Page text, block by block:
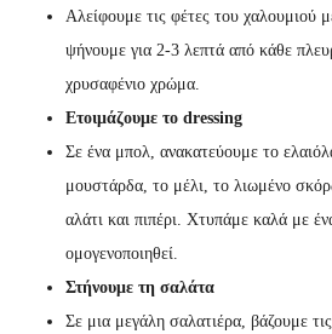
Αλείφουμε τις φέτες του χαλουμιού
ψήνουμε για 2-3 λεπτά από κάθε
χρυσαφένιο χρώμα.
Ετοιμάζουμε το dressing
Σε ένα μπολ, ανακατεύουμε το
μουστάρδα, το μέλι, το λιωμένο
αλάτι και πιπέρι. Χτυπάμε καλά με
ομογενοποιηθεί.
Στήνουμε τη σαλάτα
Σε μια μεγάλη σαλατιέρα, βάζουμε